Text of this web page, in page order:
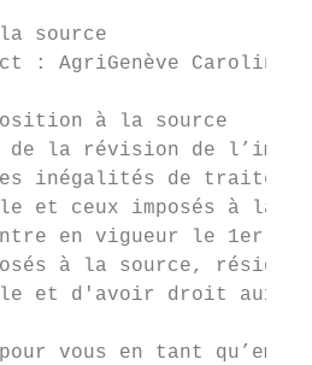
source
: AgriGenève
à la source
de la révision de
inégalités de
et ceux imposés à la
en vigueur le 1er
à la source,
et d'avoir droit aux
vous en tant